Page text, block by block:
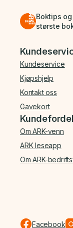
Boktips
største
Bunnmeny
Kundeservice
Kjøpshjelp
Kontakt oss
Gavekort
Om ARK-venn
ARK leseapp
Om ARK-
Facebook